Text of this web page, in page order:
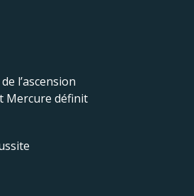
l’ascension
Mercure définit